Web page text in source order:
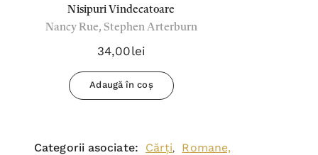
Nisipuri Vindecatoare
Nancy Rue, Stephen Arterburn
34,00lei
Adaugă în coș
Categorii asociate: Cărți,
Romane,